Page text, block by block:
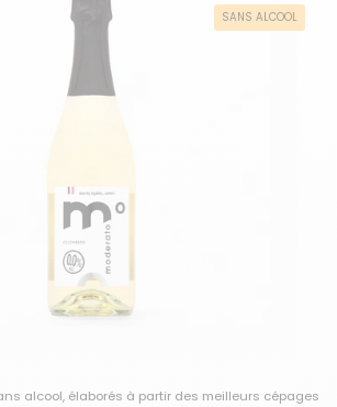
SANS ALCOOL
alcool, élaborés à partir des meilleurs cépages